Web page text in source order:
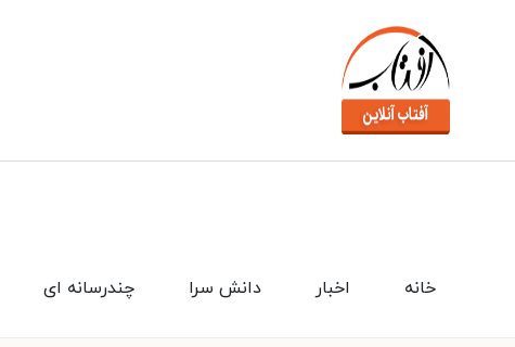
چندرسانه ای دانش سرا اخبار خانه